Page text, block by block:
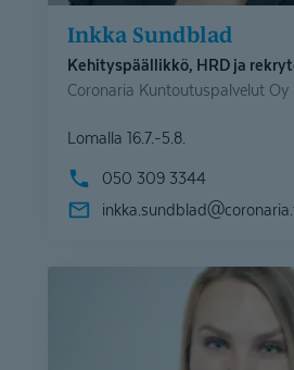
Inkka Sundblad
Kehityspäällikkö, HRD ja
Coronaria Kuntoutuspalvelut Oy
Lomalla 16.7.-5.8.
050 309 3344
inkka.sundblad@